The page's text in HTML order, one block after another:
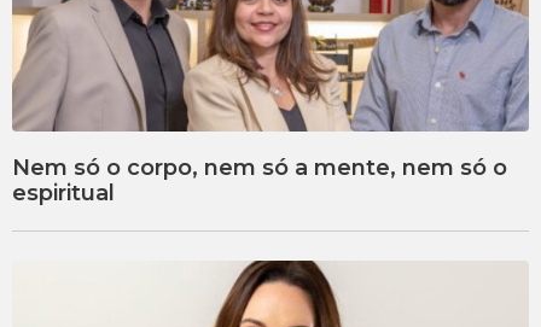
Nem só o corpo, nem só a mente, nem só o
espiritual